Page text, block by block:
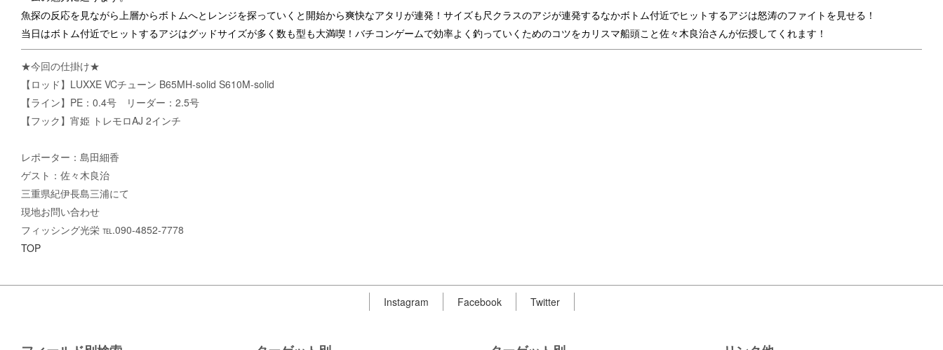
魚探の反応を見ながら上層からボトムへとレンジを探っていくと開始から爽快なアタリが連発！サイズも尺クラスのアジが連発するなかボトム付近でヒットするアジは怒涛のファイトを見せる！
当日はボトム付近でヒットするアジはグッドサイズが多く数も型も大満喫！バチコンゲームで効率よく釣っていくためのコツをカリスマ船頭こと佐々木良治さんが伝授してくれます！
★今回の仕掛け★
【ロッド】LUXXE VCチューン B65MH-solid S610M-solid
【ライン】PE：0.4号 リーダー：2.5号
【フック】宵姫 トレモロAJ 2インチ
レポーター：島田細香
ゲスト：佐々木良治
三重県紀伊長島三浦にて
現地お問い合わせ
フィッシング光栄 ℡.090-4852-7778
TOP
Instagram Facebook Twitter